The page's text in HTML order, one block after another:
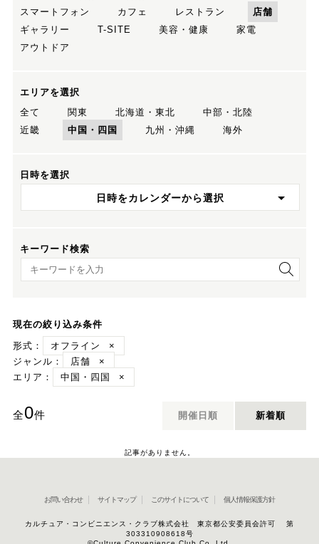
スマートフォン
カフェ レストラン
店舗
ギャラリー
T-SITE 美容・健康
家電
アウトドア
エリアを選択
全て
関東 北海道・東北
中部・北陸
近畿
中国・四国 九州・沖縄 海外
日時を選択
日時をカレンダーから選択
キーワード検索
キーワード検索
現在の絞り込み条件
形式：
オフライン
×
ジャンル：
店舗
×
エリア：
中国・四国 ×
全0件 開催日順 新着順
記事がありません。
お問い合わせ サイトマップ このサイトについて 個人情報保護方針
カルチュア・コンビニエンス・クラブ株式会社 東京都公安委員会許可 第
303310908618号